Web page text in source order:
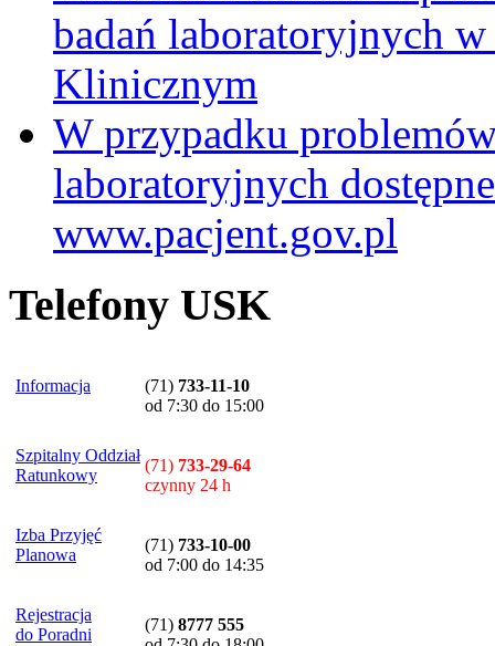
badań laboratoryjnych
Klinicznym
W przypadku
laboratoryjnych
www.pacjent.gov.pl
Telefony USK
Informacja (71) 733-11-10
od 7:30 do 15:00
Szpitalny Oddział
Ratunkowy
(71) 733-29-64
czynny 24 h
Izba Przyjęć
Planowa
(71) 733-10-00
od 7:00 do 14:35
Rejestracja
do Poradni
(71) 8777 555